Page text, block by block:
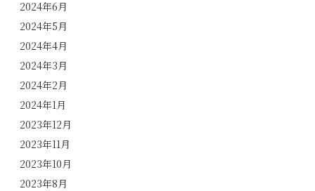
2024年6月
2024年5月
2024年4月
2024年3月
2024年2月
2024年1月
2023年12月
2023年11月
2023年10月
2023年8月